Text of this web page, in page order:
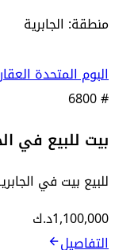
منطقة: الجابرية
البوم المتحدة
6800#
بيت للبيع في
للبيع بيت في الجابرية , مساحة 1050 م٢ , بطن وظهر شارع
1,100,000د.ك
التفاصيل